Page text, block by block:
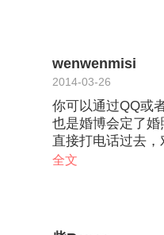
wenwenmisi
2014-03-26
你可以通过QQ或
也是婚博会定了
直接打电话过去
么的都搞掂了，楼
全文